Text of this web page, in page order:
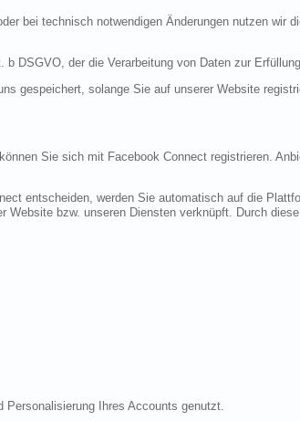
bei technisch notwendigen Änderungen nutzen
DSGVO, der die Verarbeitung von Daten zur
gespeichert, solange Sie auf unserer Website
Sie sich mit Facebook Connect registrieren.
entscheiden, werden Sie automatisch auf die
Website bzw. unseren Diensten verknüpft. Durch
Personalisierung Ihres Accounts genutzt.